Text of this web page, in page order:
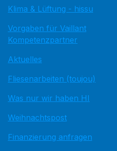
Klima & Lüftung - hissu
Vorgaben für Vaillant
Kompetenzpartner
Aktuelles
Fliesenarbeiten (toujou)
Was nur wir haben HI
Weihnachtspost
Finanzierung anfragen